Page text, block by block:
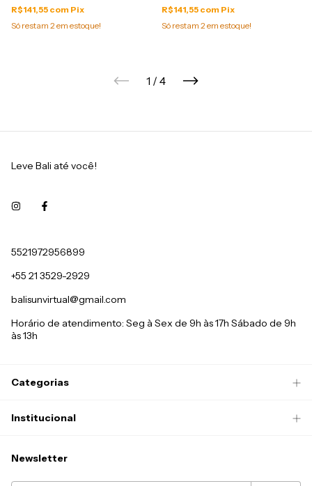
R$141,55 com Pix
Só restam 2em estoque!
R$141,55 com Pix
Só restam 2em estoque!
1 / 4
Leve Bali até você!
5521972956899
+55 21 3529-2929
balisunvirtual@gmail.com
Horário de atendimento: Seg à Sex de 9h às 17h Sábado de 9h
às 13h
Categorias
Institucional
Newsletter